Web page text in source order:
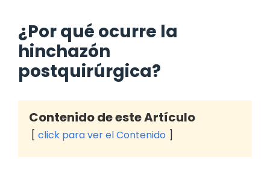
¿Por qué ocurre la
hinchazón
postquirúrgica?
Contenido de este Artículo
click para ver el Contenido